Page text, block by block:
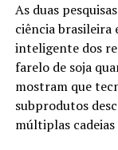
As duas
ciência brasileira
inteligente dos
farelo de soja
mostram que
subprodutos
múltiplas